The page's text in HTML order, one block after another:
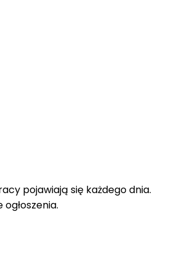
pojawiają się każdego dnia.